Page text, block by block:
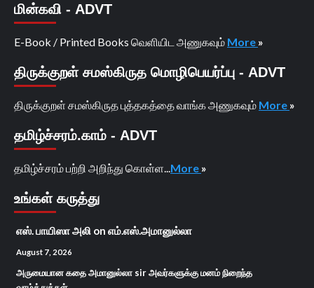
மின்கவி - ADVT
E-Book / Printed Books வெளியிட அணுகவும் More »
திருக்குறள் சமஸ்கிருத மொழிபெயர்ப்பு - ADVT
திருக்குறள் சமஸ்கிருத புத்தகத்தை வாங்க அணுகவும் More »
தமிழ்ச்சரம்.காம் - ADVT
தமிழ்ச்சரம் பற்றி அறிந்து கொள்ள... More »
உங்கள் கருத்து
எஸ். பாயிஸா அலி on எம்.எஸ்.அமானுல்லா
August 7, 2026
அருமையான கதை அமானுல்லா sir அவர்களுக்கு மனம் நிறைந்த